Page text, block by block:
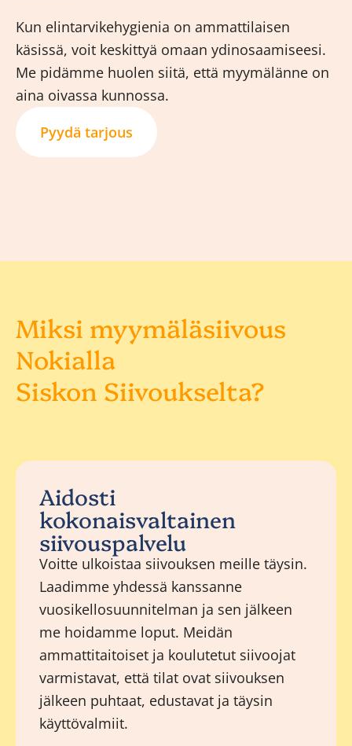
Kun elintarvikehygienia on ammattilaisen
käsissä, voit keskittyä omaan ydinosaamiseesi.
Me pidämme huolen siitä, että myymälänne on
aina oivassa kunnossa.
Pyydä tarjous
Miksi myymäläsiivous
Nokialla
Siskon Siivoukselta?
Aidosti
kokonaisvaltainen
siivouspalvelu
Voitte ulkoistaa siivouksen meille täysin.
Laadimme yhdessä kanssanne
vuosikellosuunnitelman ja sen jälkeen
me hoidamme loput. Meidän
ammattitaitoiset ja koulutetut siivoojat
varmistavat, että tilat ovat siivouksen
jälkeen puhtaat, edustavat ja täysin
käyttövalmiit.